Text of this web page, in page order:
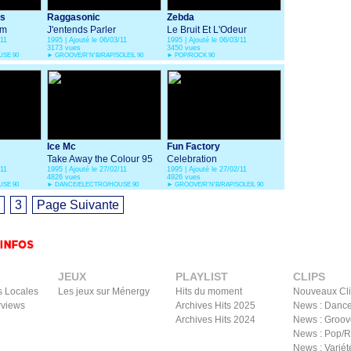
90
Raggasonic
J'entends Parler
1995 | Ajouté le 06/03/11
3173 vues
► GROOVE/R'N'B/RAP/SOLEIL 90
Zebda
Le Bruit Et L'Odeur
1995 | Ajouté le 06/03/11
3450 vues
► POP/ROCK 90
90
Ice Mc
Take Away the Colour 95
1995 | Ajouté le 27/02/11
4826 vues
► DANCE/ELECTRO/HOUSE 90
Fun Factory
Celebration
1995 | Ajouté le 27/02/11
4926 vues
► GROOVE/R'N'B/RAP/SOLEIL 90
3 Page Suivante
Locales
JEUX
Les jeux sur Ménergy
PLAYLIST
Hits du moment
Archives Hits 2025
Archives Hits 2024
CLIPS
Nouveaux
News :
News :
News : Pop/
News :